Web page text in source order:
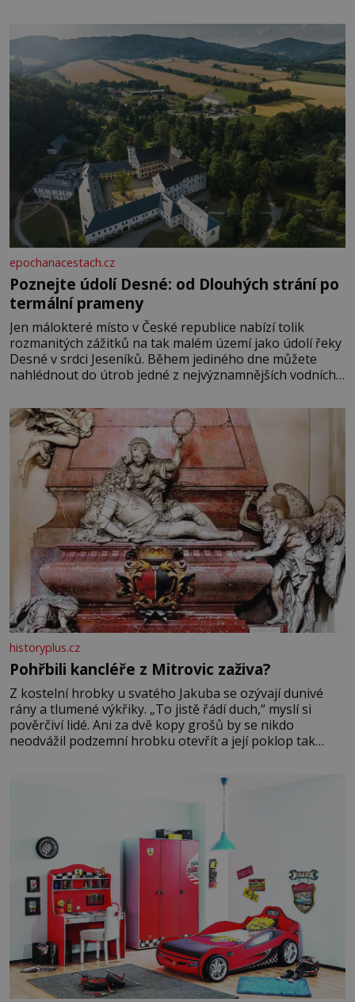
Je to opravdu tak, s věkem jako kdyby se paměť
rozhodla stávkovat. Cvičte
epochanacestach.cz
Poznejte údolí Desné: od Dlouhých strání po
termální prameny
Jen málokteré místo v České republice nabízí tolik
rozmanitých zážitků na tak malém území jako údolí řeky
Desné v srdci Jeseníků. Během jediného dne můžete
nahlédnout do útrob jedné z nejvýznamnějších vodních
se na koloběžce a den zakončit poznáváním památek ve
Velkých Losinách nebo v termálním
historyplus.cz
Pohřbili kancléře z Mitrovic zaživa?
Z kostelní hrobky u svatého Jakuba se ozývají dunivé
rány a tlumené výkřiky. „To jistě řádí duch,“ myslí si
pověrčiví lidé. Ani za dvě kopy grošů by se nikdo
neodvážil podzemní hrobku otevřít a její poklop tak